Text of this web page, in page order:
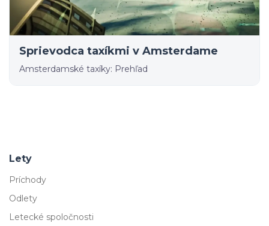
Sprievodca taxíkmi v Amsterdame
Amsterdamské taxíky: Prehľad
Lety
Príchody
Odlety
Letecké spoločnosti